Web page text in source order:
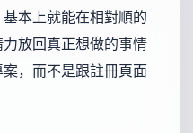
本上就能在相對順的
放回真正想做的事情
，而不是跟註冊頁面